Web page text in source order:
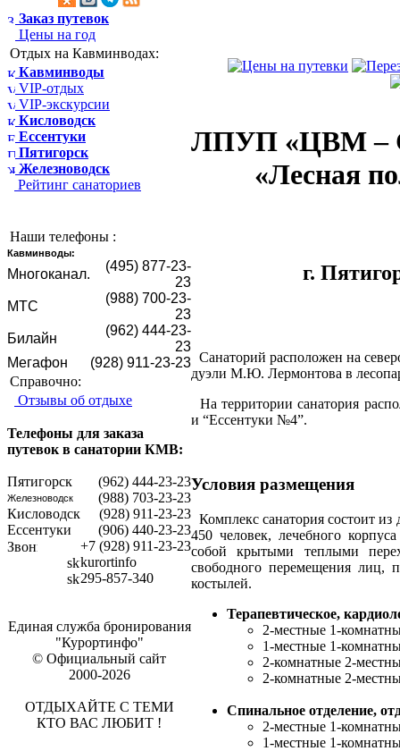
Заказ путевок
Цены на год
Отдых на Кавминводах:
Кавминводы
VIP-отдых
VIP-экскурсии
Кисловодск
Ессентуки
Пятигорск
Железноводск
Рейтинг санаториев
Наши телефоны :
Кавминводы:
Mногоканал.
(495) 877-23-
23
МТС
(988) 700-23-
23
Билайн
(962) 444-23-
23
Мегафон
(928) 911-23-23
Справочно:
Отзывы об отдыхе
Телефоны для заказа
путевок в санатории КМВ:
Пятигорск (962) 444-23-23
Железноводск
(988) 703-23-23
Кисловодск
(928) 911-23-23
Ессентуки
(906) 440-23-23
+7 (928) 911-23-23
kurortinfo
295-857-340
Единая служба бронирования
"Курортинфо"
© Официальный сайт
2000-2026
ОТДЫХАЙТЕ С ТЕМИ
КТО ВАС ЛЮБИТ !
ЛПУП «ЦВМ –
«Лесная
г.
Санаторий расположен на
дуэли М.Ю. Лермонтова в
На территории санатория
и “Ессентуки №4”.
Условия размещения
Комплекс санатория состоит
450 человек, лечебного
собой крытыми теплыми
свободного перемещения лиц,
костылей.
Терапевтическое,
2-местные 1-
1-местные 1-
2-комнатные 2-
2-комнатные 2-
Спинальное отделение,
2-местные 1-
1-местные 1-